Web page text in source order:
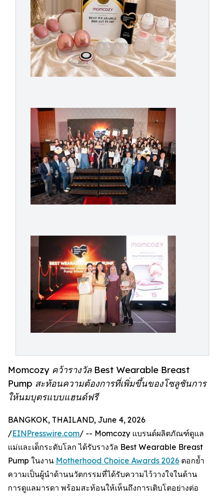
Momcozy คว้ารางวัล Best Wearable Breast
Pump สะท้อนความต้องการที่เพิ่มขึ้นของโซลูชันการ
ให้นมบุตรแบบแฮนด์ฟรี
BANGKOK, THAILAND, June 4, 2026
/EINPresswire.com/ -- Momcozy แบรนด์ผลิตภัณฑ์ดูแล
แม่และเด็กระดับโลก ได้รับรางวัล Best Wearable Breast
Pump ในงาน Motherhood Choice Awards 2026 ตอกย้ำ
ความเป็นผู้นำด้านนวัตกรรมที่ได้รับความไว้วางใจในด้าน
การดูแลมารดา พร้อมสะท้อนให้เห็นถึงการเติบโตอย่างต่อ